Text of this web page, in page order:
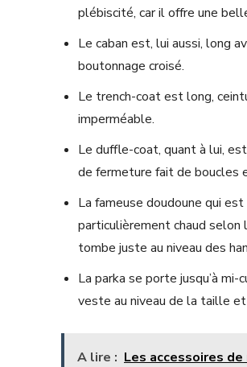
plébiscité, car il offre une
Le caban est, lui aussi, long
boutonnage croisé.
Le trench-coat est long,
imperméable.
Le duffle-coat, quant à lui,
de fermeture fait de boucles
La fameuse doudoune qui
particulièrement chaud selon
tombe juste au niveau des
La parka se porte jusqu’à
veste au niveau de la taille et
A lire : Les accessoires